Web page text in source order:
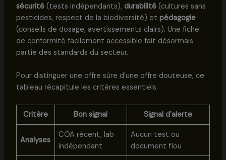
sécurité(tests indépendants), durabilité(cultures sans
pesticides, respect de la biodiversité) et pédagogie
(conseils de dosage, avertissements clairs). Une fiche
de conformité facilement accessible fait désormais
partie des standards du secteur.
Pour distinguer une offre sûre d’une offre douteuse, ce
tableau récapitule les critères essentiels.
Critère Bon signal Signal d’alerte
Analyses
COA récent, lab
indépendant
Aucun test ou
document flou